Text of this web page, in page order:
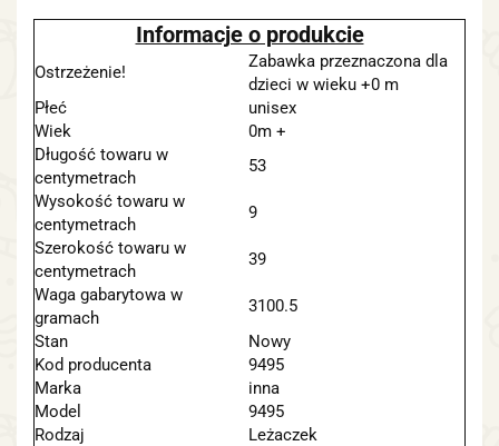
Informacje o produkcie
Ostrzeżenie!
Zabawka przeznaczona dla
dzieci w wieku +0 m
Płeć
unisex
Wiek
0m +
Długość towaru w
centymetrach
53
Wysokość towaru w
centymetrach
9
Szerokość towaru w
centymetrach
39
Waga gabarytowa w
gramach
3100.5
Stan
Nowy
Kod producenta
9495
Marka
inna
Model
9495
Rodzaj
Leżaczek